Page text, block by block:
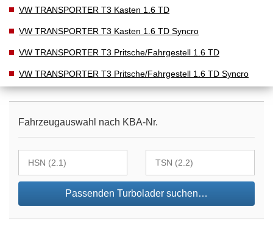
VW TRANSPORTER T3 Kasten 1.6 TD
VW TRANSPORTER T3 Kasten 1.6 TD Syncro
VW TRANSPORTER T3 Pritsche/Fahrgestell 1.6 TD
VW TRANSPORTER T3 Pritsche/Fahrgestell 1.6 TD Syncro
Fahrzeugauswahl nach KBA-Nr.
Passenden Turbolader suchen…